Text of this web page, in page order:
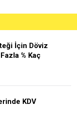
İçin Döviz
% Kaç
KDV